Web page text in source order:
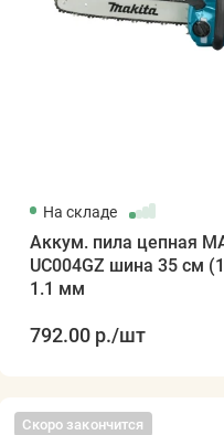
На складе
Аккум. пила цепная
UC004GZ шина 35 см
1.1 мм
792.00 р./шт
Скоро закончится